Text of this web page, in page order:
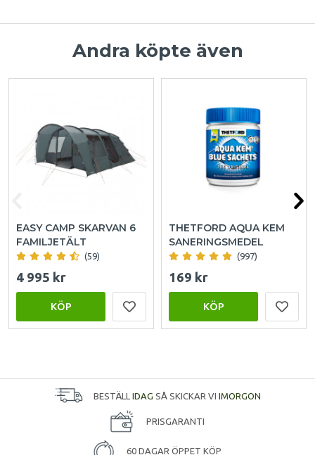
Andra köpte även
EASY CAMP SKARVAN 6
FAMILJETÄLT
(59)
4 995 kr
KÖP
THETFORD AQUA KEM
SANERINGSMEDEL
(997)
169 kr
KÖP
BESTÄLL IDAG SÅ SKICKAR VI IMORGON
PRISGARANTI
60 DAGAR ÖPPET KÖP